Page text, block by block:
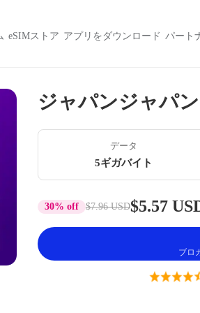
eSIMストア アプリをダウンロード パート
ジャパンジャパ
データ
5ギガバイト
30% off $7.96 USD$5.57
ブロ